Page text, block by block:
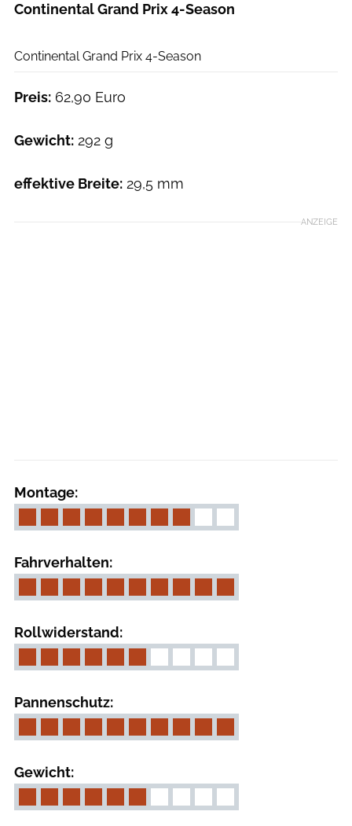
Continental Grand Prix 4-Season
Continental Grand Prix 4-Season
Preis: 62,90 Euro
Gewicht: 292 g
effektive Breite: 29,5 mm
ANZEIGE
Montage:
Fahrverhalten:
Rollwiderstand:
Pannenschutz:
Gewicht: